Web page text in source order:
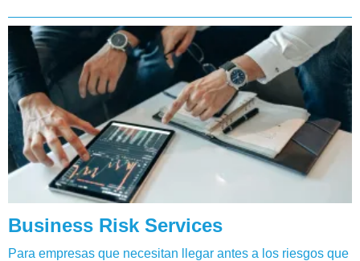
Business Risk Services
Para empresas que necesitan llegar antes a los riesgos que